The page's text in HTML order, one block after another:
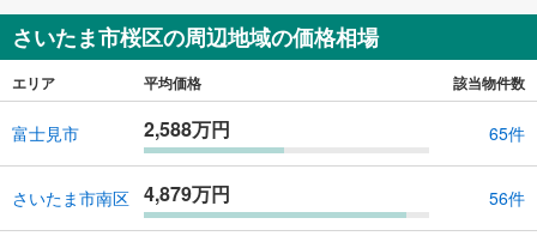
さいたま市桜区の周辺地域の価格相場
エリア 平均価格 該当物件数
富士見市 2,588万円 65件
さいたま市南区 4,879万円 56件